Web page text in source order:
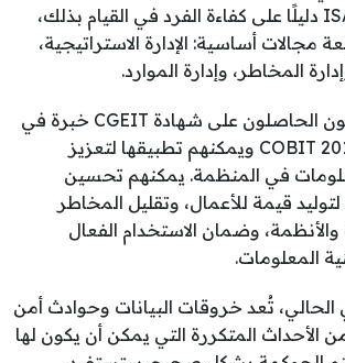
(CGEIT) من ISACA دليلًا على كفاءة الفرد في القيام بذلك،
مجالات أساسية: الإدارة الاستراتيجية،
المخاطر، وإدارة الموارد.
يمتلك المتخصصون الحاصلون على شهادة CGEIT خبرة في
أطر العمل مثل COBIT 2019 ويمكنهم تطبيقها لتعزيز
في المنظمة. يمكنهم تحسين
قيمة للأعمال، وتقليل المخاطر
والأنظمة، وضمان الاستخدام الفعال
المعلومات.
تُعد خروقات البيانات وحوادث أمن
الأحداث المتكررة التي يمكن أن يكون لها